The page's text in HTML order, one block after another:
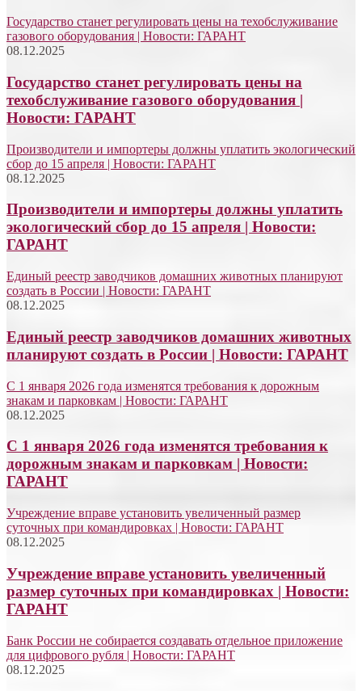
Государство станет регулировать цены на техобслуживание
газового оборудования | Новости: ГАРАНТ
08.12.2025
Государство станет регулировать цены на
техобслуживание газового оборудования |
Новости: ГАРАНТ
Производители и импортеры должны уплатить экологический
сбор до 15 апреля | Новости: ГАРАНТ
08.12.2025
Производители и импортеры должны уплатить
экологический сбор до 15 апреля | Новости:
ГАРАНТ
Единый реестр заводчиков домашних животных планируют
создать в России | Новости: ГАРАНТ
08.12.2025
Единый реестр заводчиков домашних животных
планируют создать в России | Новости: ГАРАНТ
С 1 января 2026 года изменятся требования к дорожным
знакам и парковкам | Новости: ГАРАНТ
08.12.2025
С 1 января 2026 года изменятся требования к
дорожным знакам и парковкам | Новости:
ГАРАНТ
Учреждение вправе установить увеличенный размер
суточных при командировках | Новости: ГАРАНТ
08.12.2025
Учреждение вправе установить увеличенный
размер суточных при командировках | Новости:
ГАРАНТ
Банк России не собирается создавать отдельное приложение
для цифрового рубля | Новости: ГАРАНТ
08.12.2025